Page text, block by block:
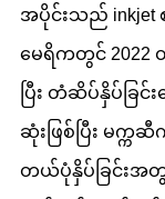
အပိုင်းသည် inkjet
မေရိကတွင် 2022
ပြီး တံဆိပ်နှိပ်ခြ
ဆုံးဖြစ်ပြီး မ
တယ်ပုံနှိပ်ခြင်းအ